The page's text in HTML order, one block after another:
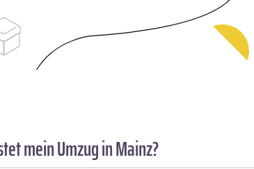
mein Umzug in Mainz?